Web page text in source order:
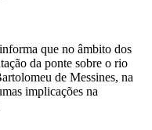
que no âmbito dos
da ponte sobre o rio
de Messines, na
implicações na